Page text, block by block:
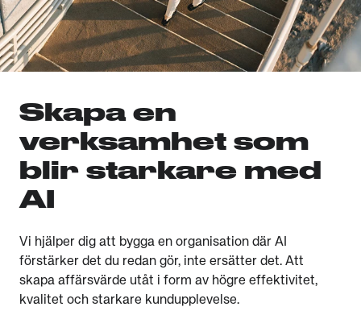
Skapa en
verksamhet som
blir starkare med
AI
Vi hjälper dig att bygga en organisation där AI
förstärker det du redan gör, inte ersätter det. Att
skapa affärsvärde utåt i form av högre effektivitet,
kvalitet och starkare kundupplevelse.